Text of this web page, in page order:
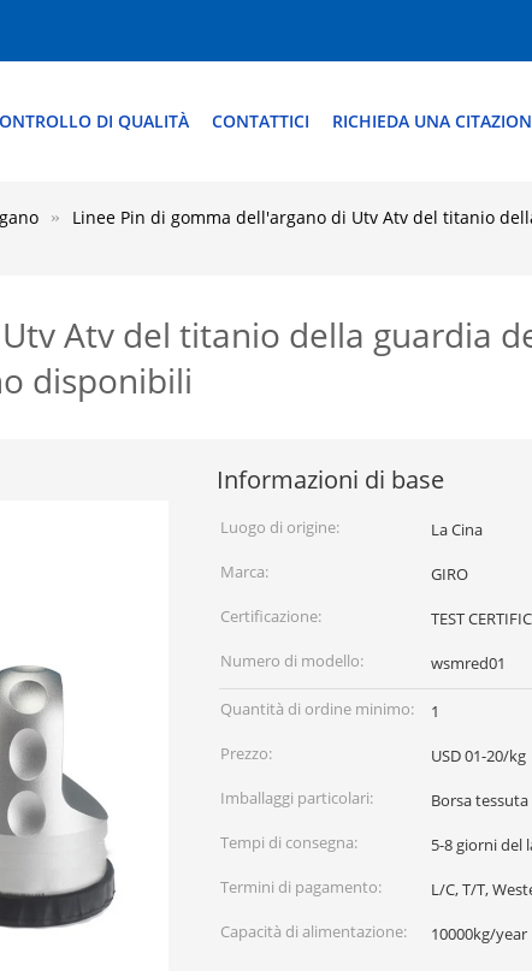
DI QUALITÀ CONTATTICI RICHIEDA UNA
Linee Pin di gomma dell'argano di Utv Atv del titanio
Atv del titanio della guardia
disponibili
Informazioni di base
Luogo di origine:
La Cina
Marca:
GIRO
Certificazione:
TEST
Numero di modello:
wsmred01
Quantità di ordine minimo:
1
Prezzo:
USD 01-20/kg
Imballaggi particolari:
Borsa tessuta
Tempi di consegna:
5-8 giorni del
Termini di pagamento:
L/C, T/T,
Capacità di alimentazione:
10000kg/year